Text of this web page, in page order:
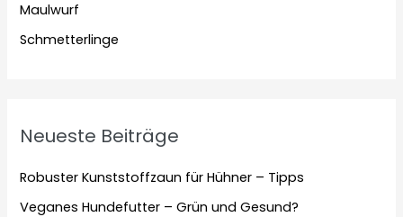
Maulwurf
Schmetterlinge
Neueste Beiträge
Robuster Kunststoffzaun für Hühner – Tipps
Veganes Hundefutter – Grün und Gesund?